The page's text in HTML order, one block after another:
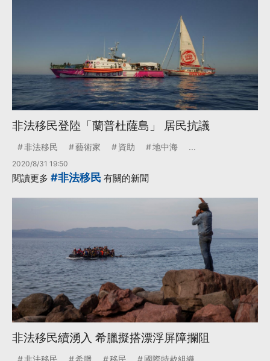
非法移民登陸「蘭普杜薩島」 居民抗議
非法移民 藝術家 資助 地中海 ...
2020/8/31 19:50
閱讀更多 #非法移民 有關的新聞
非法移民續湧入 希臘擬搭漂浮屏障攔阻